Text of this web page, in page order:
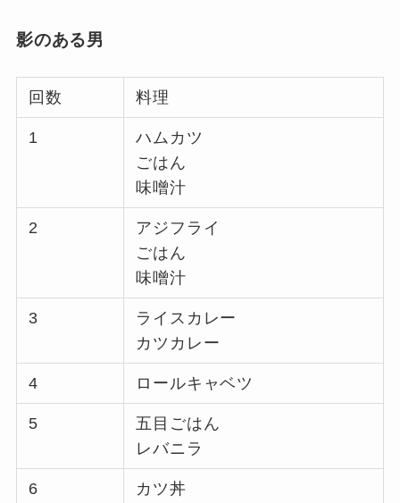
影のある男
回数 料理
1
ハムカツ
ごはん
味噌汁
2
アジフライ
ごはん
味噌汁
3
ライスカレー
カツカレー
4 ロールキャベツ
5
五目ごはん
レバニラ
6
カツ丼